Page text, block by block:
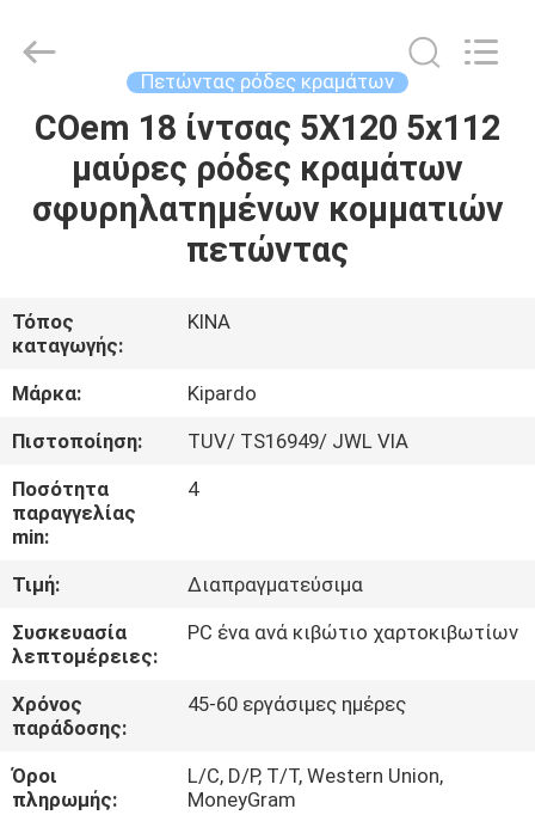
ΣΠΊΤΙ
ΠΡΟΪΌΝΤΑ
ΕΜΕΊΣ
ΓΎΡΟΣ
ΕΡΓΟΣΤΑΣΊΩΝ
ΠΟΙΟΤΙΚΌΣ
ΈΛΕΓΧΟΣ
ΜΑΣ
ΕΛΆΤΕ
ΣΕ
ΕΠΑΦΉ
ΜΕ
Industry
Co.,Ltd.
Πετώντας ρόδες κραμάτων
COem 18 ίντσας 5X120 5x112
μαύρες ρόδες κραμάτων
σφυρηλατημένων κομματιών
πετώντας
Τόπος
καταγωγής:
ΚΙΝΑ
Μάρκα:
Kipardo
Πιστοποίηση:
TUV/ TS16949/ JWL VIA
Ποσότητα
παραγγελίας
min:
4
Τιμή:
Διαπραγματεύσιμα
Συσκευασία
λεπτομέρειες:
PC ένα ανά κιβώτιο χαρτοκιβωτίων
Χρόνος
παράδοσης:
45-60 εργάσιμες ημέρες
Όροι
πληρωμής:
L/C, D/P, T/T, Western Union,
MoneyGram